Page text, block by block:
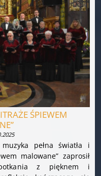
ŚPIEWEM
pełna światła i
malowane” zaprosił
z pięknem i